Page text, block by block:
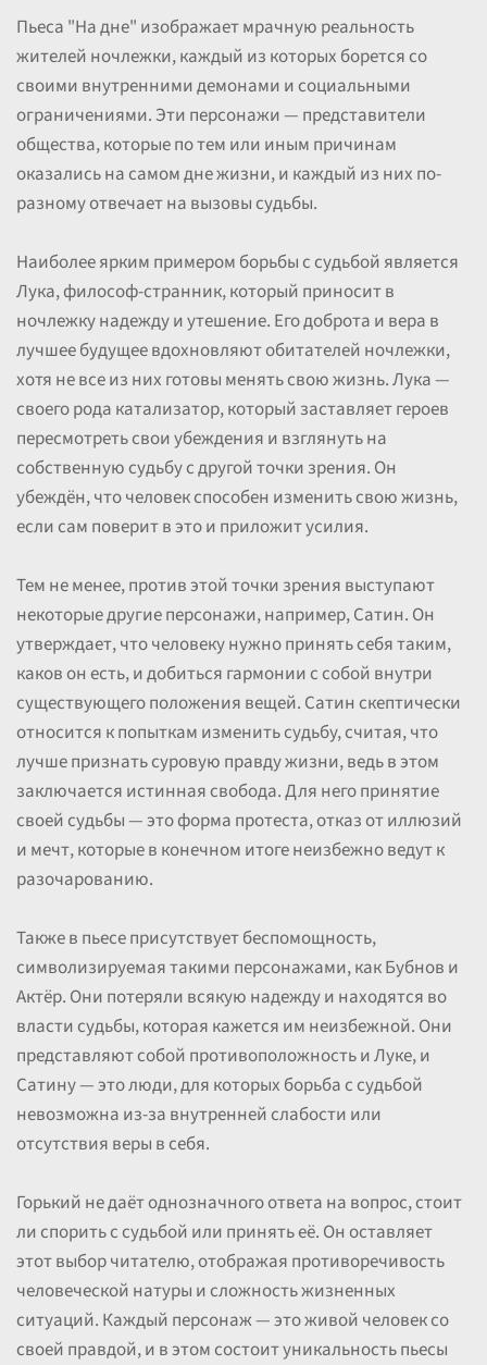
Пьеса "На дне" изображает мрачную реальность
жителей ночлежки, каждый из которых борется со
своими внутренними демонами и социальными
ограничениями. Эти персонажи — представители
общества, которые по тем или иным причинам
оказались на самом дне жизни, и каждый из них по-
разному отвечает на вызовы судьбы.
Наиболее ярким примером борьбы с судьбой является
Лука, философ-странник, который приносит в
ночлежку надежду и утешение. Его доброта и вера в
лучшее будущее вдохновляют обитателей ночлежки,
хотя не все из них готовы менять свою жизнь. Лука —
своего рода катализатор, который заставляет героев
пересмотреть свои убеждения и взглянуть на
собственную судьбу с другой точки зрения. Он
убеждён, что человек способен изменить свою жизнь,
если сам поверит в это и приложит усилия.
Тем не менее, против этой точки зрения выступают
некоторые другие персонажи, например, Сатин. Он
утверждает, что человеку нужно принять себя таким,
каков он есть, и добиться гармонии с собой внутри
существующего положения вещей. Сатин скептически
относится к попыткам изменить судьбу, считая, что
лучше признать суровую правду жизни, ведь в этом
заключается истинная свобода. Для него принятие
своей судьбы — это форма протеста, отказ от иллюзий
и мечт, которые в конечном итоге неизбежно ведут к
разочарованию.
Также в пьесе присутствует беспомощность,
символизируемая такими персонажами, как Бубнов и
Актёр. Они потеряли всякую надежду и находятся во
власти судьбы, которая кажется им неизбежной. Они
представляют собой противоположность и Луке, и
Сатину — это люди, для которых борьба с судьбой
невозможна из-за внутренней слабости или
отсутствия веры в себя.
Горький не даёт однозначного ответа на вопрос, стоит
ли спорить с судьбой или принять её. Он оставляет
этот выбор читателю, отображая противоречивость
человеческой натуры и сложность жизненных
ситуаций. Каждый персонаж — это живой человек со
своей правдой, и в этом состоит уникальность пьесы